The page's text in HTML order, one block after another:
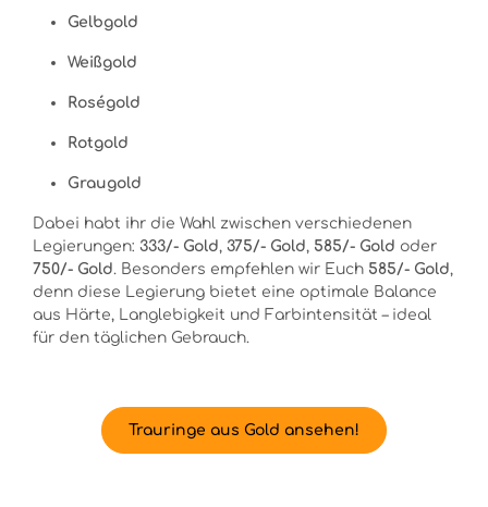
Gelbgold
Weißgold
Roségold
Rotgold
Graugold
Dabei habt ihr die Wahl zwischen verschiedenen
Legierungen: 333/- Gold, 375/- Gold, 585/- Gold oder
750/- Gold. Besonders empfehlen wir Euch 585/- Gold,
denn diese Legierung bietet eine optimale Balance
aus Härte, Langlebigkeit und Farbintensität – ideal
für den täglichen Gebrauch.
Trauringe aus Gold ansehen!